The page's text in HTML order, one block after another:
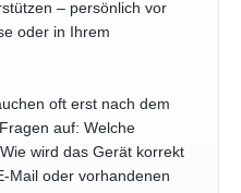
– persönlich vor
oder in Ihrem
oft erst nach dem
auf: Welche
wird das Gerät korrekt
Mail oder vorhandenen